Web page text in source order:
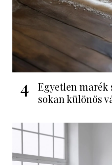
4
Egyetlen marék
sokan különös